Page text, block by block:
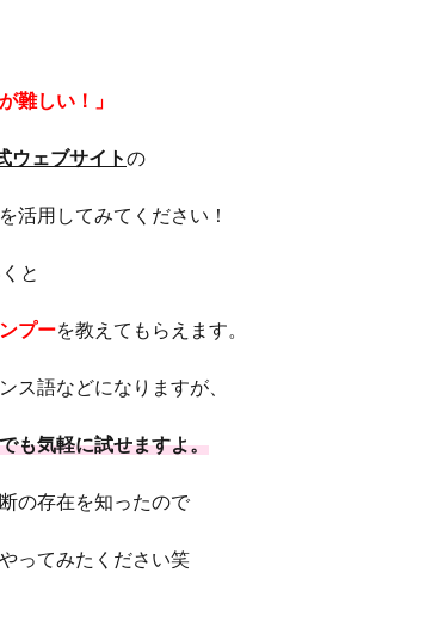
難しい！」
ウェブサイトの
を活用してみてください！
と
プーを教えてもらえます。
ス語などになりますが、
も気軽に試せますよ。
の存在を知ったので
ってみたください笑